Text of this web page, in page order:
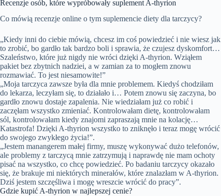
Recenzje osób, które wypróbowały suplement A-thyrion
Co mówią recenzje online o tym suplemencie diety dla tarczycy?
„Kiedy inni do ciebie mówią, chcesz im coś powiedzieć i nie wiesz jak
to zrobić, bo gardło tak bardzo boli i sprawia, że czujesz dyskomfort…
Szaleństwo, które już nigdy nie wróci dzięki A-thyrion. Wziąłem
pakiet bez zbytnich nadziei, a w zamian za to mogłem znowu
rozmawiać. To jest niesamowite!”
„Moja tarczyca zawsze była dla mnie problemem. Kiedyś chodziłam
do lekarza, leczyłam się, to działało i… Potem znowu się zaczyna, bo
gardło znowu dostaje zapalenia. Nie wiedziałam już co robić i
zaczęłam wszystko zmieniać. Kontrolowałam dietę, kontrolowałam
sól, kontrolowałam kiedy znajomi zapraszają mnie na kolację…
Katastrofa! Dzięki A-thyrion wszystko to zniknęło i teraz mogę wrócić
do swojego zwykłego życia!”.
„Jestem manangerem małej firmy, muszę wykonywać dużo telefonów,
ale problemy z tarczycą mnie zatrzymują i naprawdę nie mam ochoty
pisać na wszystko, co chcę powiedzieć. Po badaniu tarczycy okazało
się, że brakuje mi niektórych minerałów, które znalazłam w A-thyrion.
Dziś jestem szczęśliwa i mogę wreszcie wrócić do pracy”.
Gdzie kupić A-thyrion w najlepszej cenie?